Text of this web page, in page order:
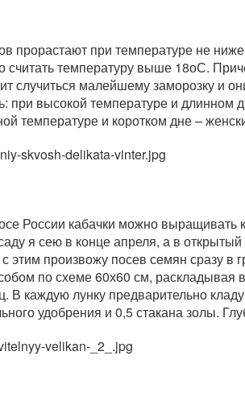
прорастают при температуре не
считать температуру выше 18оС.
случиться малейшему заморозку и
при высокой температуре и длинном
температуре и коротком дне –
России кабачки можно выращивать
я сею в конце апреля, а в
этим произвожу посев семян сразу в
по схеме 60х60 см, раскладывая
В каждую лунку предварительно
удобрения и 0,5 стакана золы.